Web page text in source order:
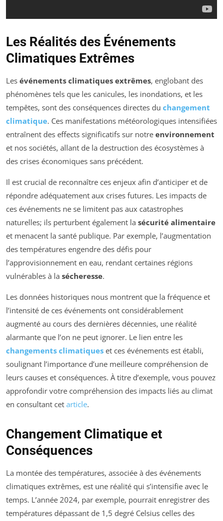
Les Réalités des Événements
Climatiques Extrêmes
Les événements climatiques extrêmes, englobant des
phénomènes tels que les canicules, les inondations, et les
tempêtes, sont des conséquences directes du changement
climatique. Ces manifestations météorologiques intensifiées
entraînent des effects significatifs sur notre environnement
et nos sociétés, allant de la destruction des écosystèmes à
des crises économiques sans précédent.
Il est crucial de reconnaître ces enjeux afin d’anticiper et de
répondre adéquatement aux crises futures. Les impacts de
ces événements ne se limitent pas aux catastrophes
naturelles; ils perturbent également la sécurité alimentaire
et menacent la santé publique. Par exemple, l’augmentation
des températures engendre des défis pour
l’approvisionnement en eau, rendant certaines régions
vulnérables à la sécheresse.
Les données historiques nous montrent que la fréquence et
l’intensité de ces événements ont considérablement
augmenté au cours des dernières décennies, une réalité
alarmante que l’on ne peut ignorer. Le lien entre les
changements climatiques et ces événements est établi,
soulignant l’importance d’une meilleure compréhension de
leurs causes et conséquences. À titre d’exemple, vous pouvez
approfondir votre compréhension des impacts liés au climat
en consultant cet article.
Changement Climatique et
Conséquences
La montée des températures, associée à des événements
climatiques extrêmes, est une réalité qui s’intensifie avec le
temps. L’année 2024, par exemple, pourrait enregistrer des
températures dépassant de 1,5 degré Celsius celles des